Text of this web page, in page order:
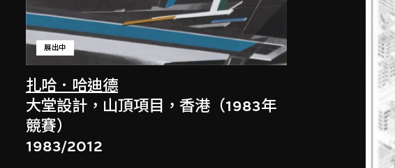
扎哈．哈迪德
展出中
大堂設計，山頂項目，香港（1983年
競賽）
1983/2012